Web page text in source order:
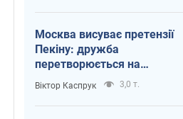
Москва висуває претензії
Пекіну: дружба
перетворюється на
залежність Росії від
Китаю
Віктор Каспрук 3,0 т.